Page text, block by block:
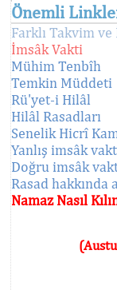
Önemli
Farklı Takvim
İmsâk Vakti
Mühim Tenbîh
Temkin Müddeti
Rü'yet-i Hilâl
Hilâl Rasadları
Senelik Hicrî
Yanlış imsâk
Doğru imsâk
Rasad hakkında
Namaz Nasıl